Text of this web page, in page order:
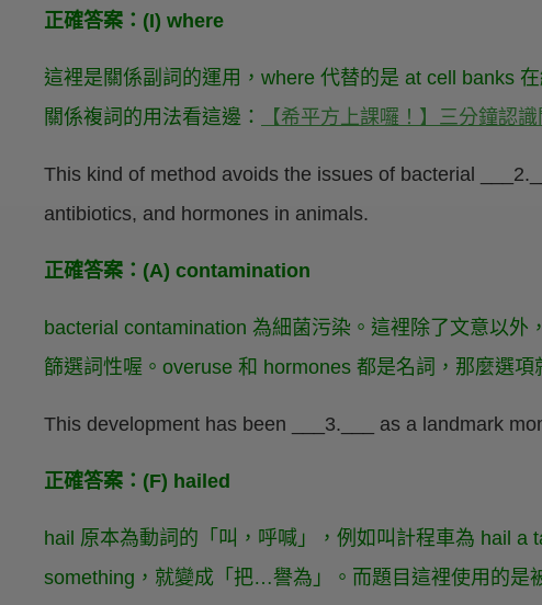
正確答案：(I) where
這裡是關係副詞的運用，where 代替的是 at cell banks 在
關係複詞的用法看這邊：
【希平方上課囉！】三分鐘認
This kind of method avoids the issues of bacterial
antibiotics, and hormones in animals.
正確答案：(A) contamination
bacterial contamination 為細菌污染。這裡除了文意以外
篩選詞性喔。overuse 和 hormones 都是名詞，那麼選
This development has been ___3.___ as a landmark
正確答案：(F) hailed
hail 原本為動詞的「叫，呼喊」，例如叫計程車為 hail a
something，就變成「把…譽為」。而題目這裡使用的是